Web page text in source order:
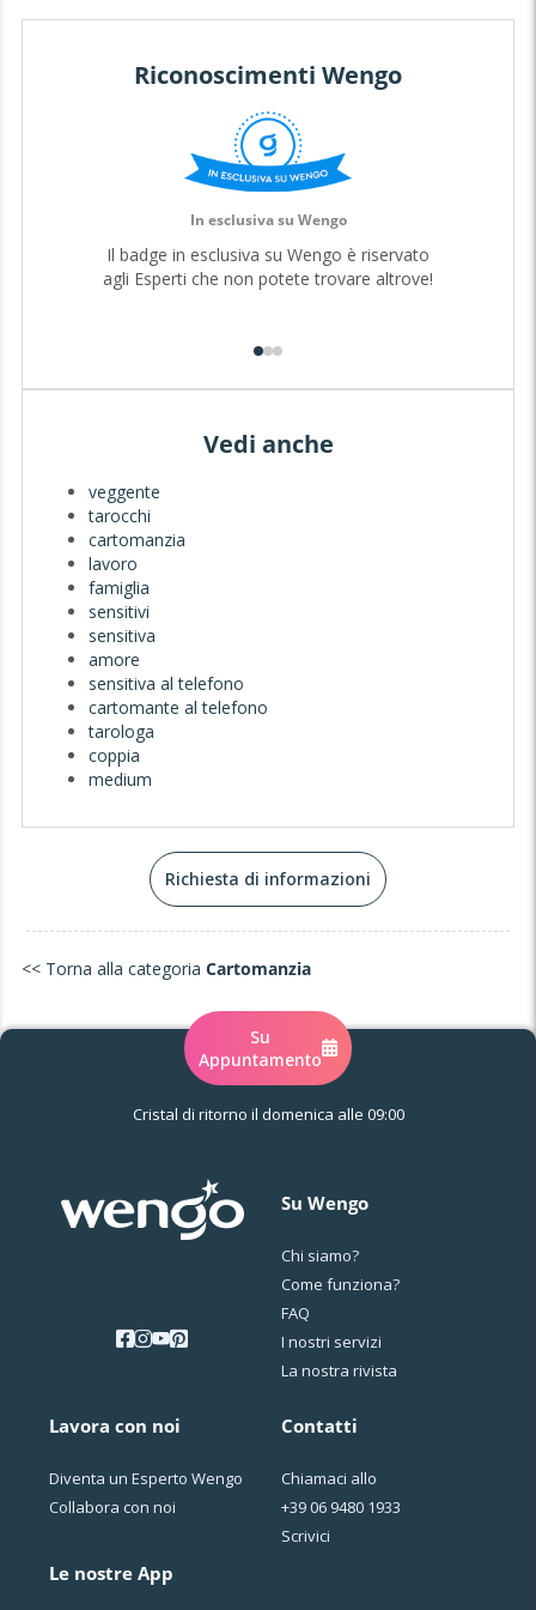
Riconoscimenti Wengo
In esclusiva su Wengo
Il badge in esclusiva su Wengo è riservato
agli Esperti che non potete trovare altrove!
Vedi anche
veggente
tarocchi
cartomanzia
lavoro
famiglia
sensitivi
sensitiva
amore
sensitiva al telefono
cartomante al telefono
tarologa
coppia
medium
Richiesta di informazioni
<< Torna alla categoria Cartomanzia
Su
Appuntamento
Cristal di ritorno il domenica alle 09:00
Su Wengo
Chi siamo?
Come funziona?
FAQ
I nostri servizi
La nostra rivista
Lavora con noi
Diventa un Esperto Wengo
Collabora con noi
Le nostre App
Contatti
Chiamaci allo
+39 06 9480 1933
Scrivici